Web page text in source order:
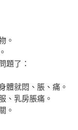
。
題了：
體就悶、脹、痛。
、乳房脹痛。
。